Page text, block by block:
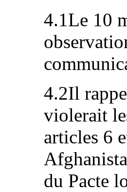
4.1Le 10
4.2Il
violerait
articles 6
du Pacte